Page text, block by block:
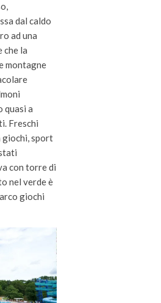
dal caldo
ad una
che la
montagne
quasi a
Freschi
giochi, sport
con torre di
nel verde è
giochi